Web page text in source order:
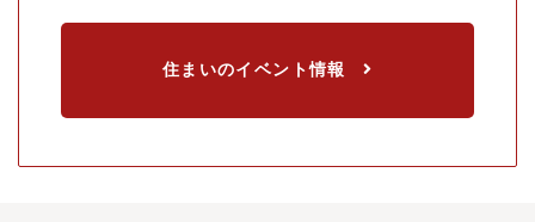
住まいのイベント情報